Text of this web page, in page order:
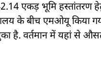
एकड़ भूमि हस्तांतरण
के बीच एमओयू किया
है. वर्तमान में यहां से